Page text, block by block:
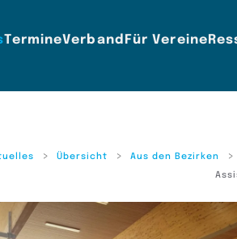
TermineVerband Für Vereine
Übersicht Aus den Bezirken